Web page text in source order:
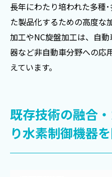
長年にわたり培われた多種
た製品化するための高度な
加工やNC旋盤加工は、自
器など非自動車分野への応
えています。
既存技術の融合
り水素制御機器